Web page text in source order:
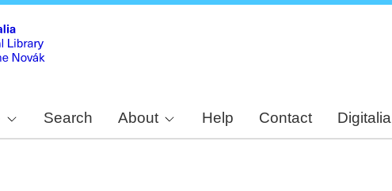
Search About Help Contact Digitalia